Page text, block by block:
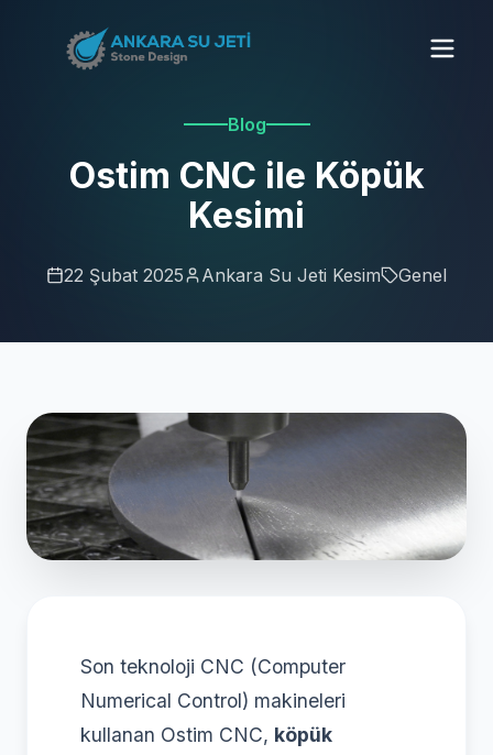
Blog
Ostim CNC ile Köpük
Kesimi
22 Şubat 2025 Ankara Su Jeti Kesim Genel
Son teknoloji CNC (Computer
Numerical Control) makineleri
kullanan Ostim CNC, köpük